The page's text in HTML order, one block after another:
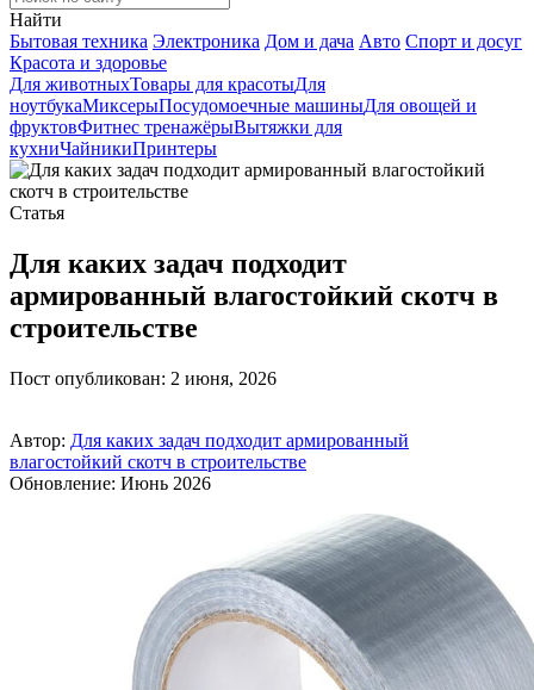
Найти
Бытовая техника Электроника Дом и дача Авто Спорт и досуг
Красота и здоровье
Для животныхТовары для красотыДля
ноутбукаМиксерыПосудомоечные машиныДля овощей и
фруктовФитнес тренажёрыВытяжки для
кухниЧайникиПринтеры
Статья
Для каких задач подходит
армированный влагостойкий скотч в
строительстве
Пост опубликован: 2 июня, 2026
Автор: Для каких задач подходит армированный
влагостойкий скотч в строительстве
Обновление: Июнь 2026